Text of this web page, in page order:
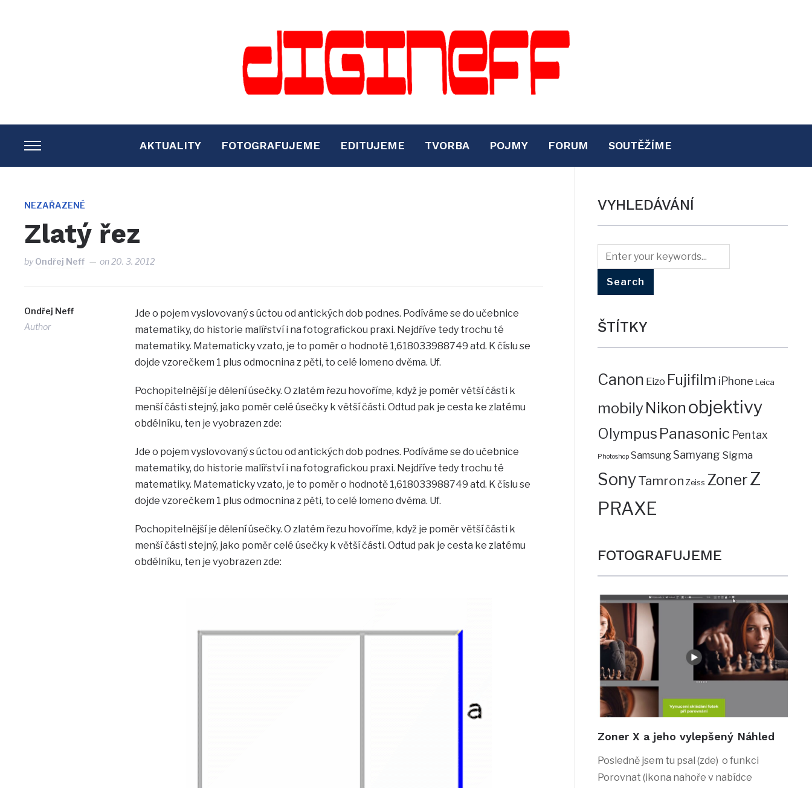
TOGGLE
SIDEBAR
NAVIGATION
AKTUALITY FOTOGRAFUJEME EDITUJEME TVORBA POJMY FORUM SOUTĚŽÍME
NEZAŘAZENÉ
Zlatý řez
byOndřej Neff on20. 3. 2012
Ondřej Neff
Author
Jde o pojem vyslovovaný s úctou od antických dob podnes. Podíváme se do učebnice
matematiky, do historie malířství i na fotografickou praxi. Nejdříve tedy trochu té
matematiky. Matematicky vzato, je to poměr o hodnotě 1,618033988749 atd. K číslu se
dojde vzorečkem 1 plus odmocnina z pěti, to celé lomeno dvěma. Uf.
Pochopitelnější je dělení úsečky. O zlatém řezu hovoříme, když je poměr větší části k
menší části stejný, jako poměr celé úsečky k větší části. Odtud pak je cesta ke zlatému
obdélníku, ten je vyobrazen zde:
Jde o pojem vyslovovaný s úctou od antických dob podnes. Podíváme se do učebnice
matematiky, do historie malířství i na fotografickou praxi. Nejdříve tedy trochu té
matematiky. Matematicky vzato, je to poměr o hodnotě 1,618033988749 atd. K číslu se
dojde vzorečkem 1 plus odmocnina z pěti, to celé lomeno dvěma. Uf.
Pochopitelnější je dělení úsečky. O zlatém řezu hovoříme, když je poměr větší části k
menší části stejný, jako poměr celé úsečky k větší části. Odtud pak je cesta ke zlatému
obdélníku, ten je vyobrazen zde:
VYHLEDÁVÁNÍ
ŠTÍTKY
Canon Eizo Fujifilm iPhone Leica
mobilyNikon objektivy
Olympus Panasonic Pentax
Photoshop SamsungSamyang Sigma
SonyTamron Zeiss ZonerZ
PRAXE
FOTOGRAFUJEME
Zoner X a jeho vylepšený Náhled
Posledně jsem tu psal (zde) o funkci
Porovnat (ikona nahoře v nabídce